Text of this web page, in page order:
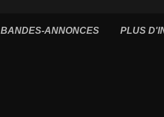
BANDES-ANNONCES PLUS